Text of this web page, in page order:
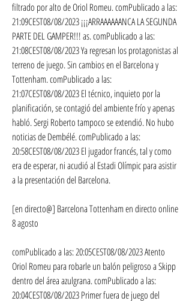
filtrado por alto de Oriol Romeu. comPublicado a las:
21:09CEST08/08/2023 ¡¡¡ARRAAAAAANCA LA SEGUNDA
PARTE DEL GAMPER!!! as. comPublicado a las:
21:08CEST08/08/2023 Ya regresan los protagonistas al
terreno de juego. Sin cambios en el Barcelona y
Tottenham. comPublicado a las:
21:07CEST08/08/2023 El técnico, inquieto por la
planificación, se contagió del ambiente frío y apenas
habló. Sergi Roberto tampoco se extendió. No hubo
noticias de Dembélé. comPublicado a las:
20:58CEST08/08/2023 El jugador francés, tal y como
era de esperar, ni acudió al Estadi Olímpic para asistir
a la presentación del Barcelona.
[en directo@] Barcelona Tottenham en directo online
8 agosto
comPublicado a las: 20:05CEST08/08/2023 Atento
Oriol Romeu para robarle un balón peligroso a Skipp
dentro del área azulgrana. comPublicado a las:
20:04CEST08/08/2023 Primer fuera de juego del